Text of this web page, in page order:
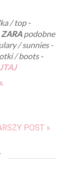
/ top -
ZARApodobne
/ sunnies -
/ boots -
POST »